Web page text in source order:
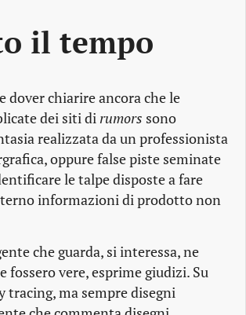
il tempo
dover chiarire ancora che le
dei siti dirumors sono
realizzata da un professionista
oppure false piste seminate
le talpe disposte a fare
informazioni di prodotto non
che guarda, si interessa, ne
fossero vere, esprime giudizi. Su
tracing, ma sempre disegni